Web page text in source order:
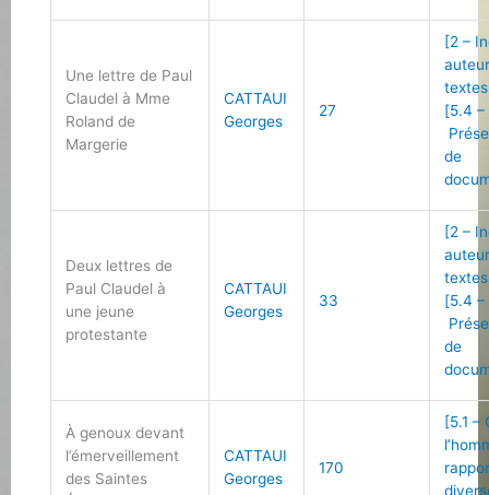
Une lettre de Paul
Claudel à Mme
Roland de
Margerie
CATTAUI
Georges
27
[2 –
[5.4 –
de
Deux lettres de
Paul Claudel à
une jeune
protestante
CATTAUI
Georges
33
[2 –
[5.4 –
de
À genoux devant
l’émerveillement
des Saintes
CATTAUI
Georges
170
[5.1 –